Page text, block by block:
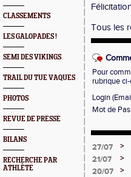
CLASSEMENTS
LES GALOPADES !
SEMI DES VIKINGS
TRAIL DU TUE VAQUES
PHOTOS
REVUE DE PRESSE
BILANS
RECHERCHE PAR
ATHLÈTE
Tous les
Pour
rubrique
Login
Mot de
27/07 >
21/07 >
20/07
>